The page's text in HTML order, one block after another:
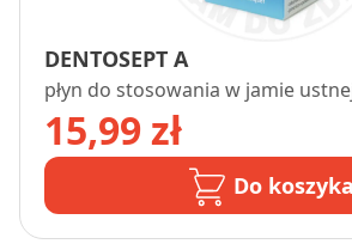
DENTOSEPT A
płyn do stosowania w jamie
15,99 zł
Do koszyka